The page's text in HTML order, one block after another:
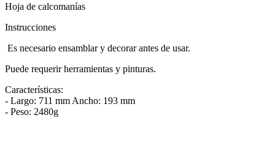
Hoja de calcomanías
Instrucciones
Es necesario ensamblar y decorar antes de usar.
Puede requerir herramientas y pinturas.
Características:
- Largo: 711 mm Ancho: 193 mm
- Peso: 2480g